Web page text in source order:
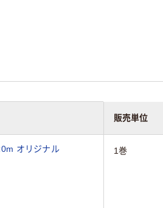
販売単位
オリジナル 1巻